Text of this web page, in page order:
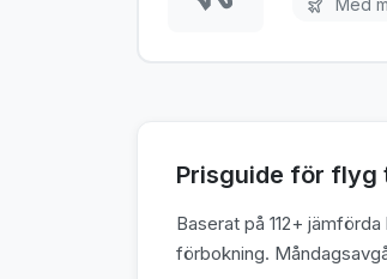
Prisguide för flyg
Baserat på 112+
förbokning.